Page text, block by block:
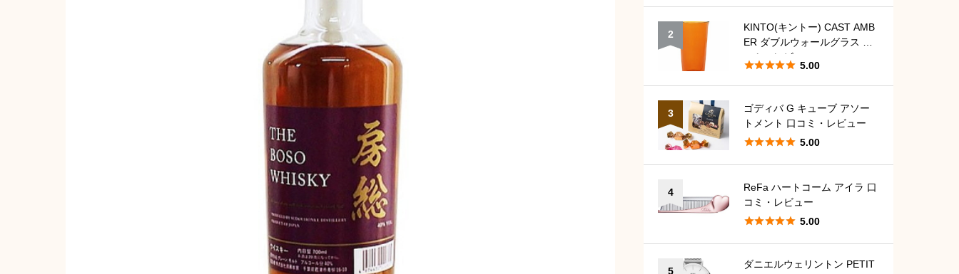
2
KINTO(キントー) CAST AMB
ER ダブルウォールグラス 口
コミ・レビュー
 5.00
3
ゴディバ G キューブ アソー
トメント 口コミ・レビュー
 5.00
4
ReFa ハートコーム アイラ 口
コミ・レビュー
 5.00
5
ダニエルウェリントン PETIT